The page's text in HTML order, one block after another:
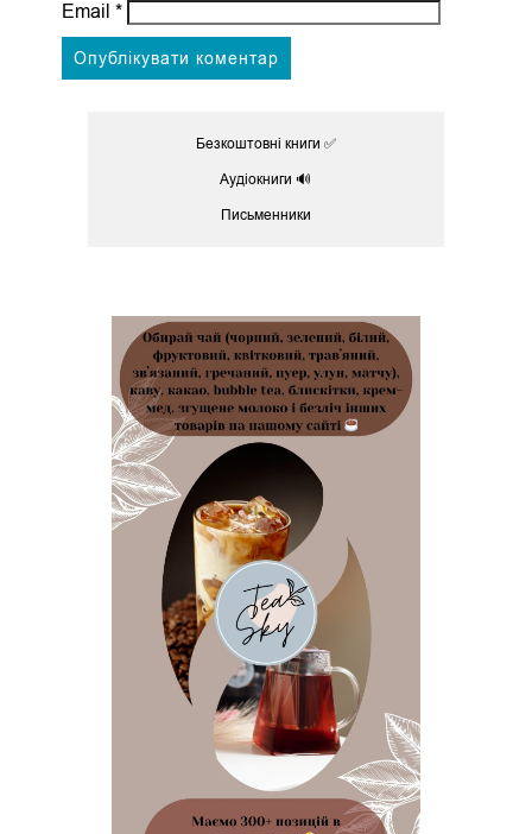
Email *
Безкоштовні книги ✅
Аудіокниги 🔊
Письменники